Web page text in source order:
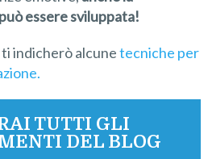
puòessere sviluppata!
indicherò alcunetecniche per
TUTTI GLI
DEL BLOG